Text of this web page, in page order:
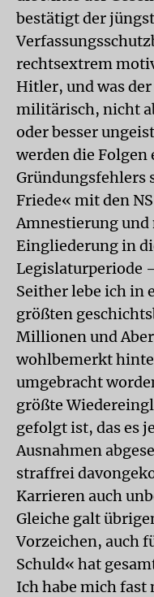
bestätigt der
rechtsextrem
Hitler, und was
militärisch, nicht
oder besser
werden die
Gründungsfehlers
Friede« mit den
Amnestierung und
Eingliederung in
Legislaturperiode
Seither lebe ich in
größten
Millionen und
wohlbemerkt
umgebracht
größte
gefolgt ist, das es
Ausnahmen
straffrei
Karrieren auch
Gleiche galt
Vorzeichen, auch
Schuld« hat
Ich habe mich fast